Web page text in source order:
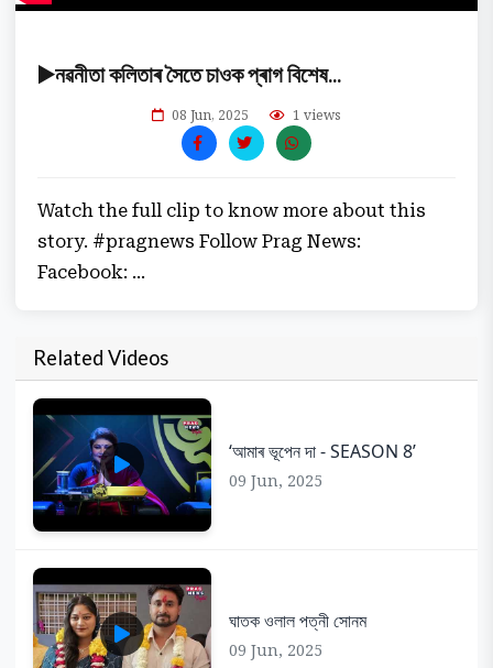
▶️নৱনীতা কলিতাৰ সৈতে চাওক প্ৰাগ বিশেষ...
08 Jun, 2025 1 views
Watch the full clip to know more about this
story. #pragnews Follow Prag News:
Facebook: ...
Related Videos
‘আমাৰ ভূপেন দা - SEASON 8’
09 Jun, 2025
ঘাতক ওলাল পত্নী সোনম
09 Jun, 2025